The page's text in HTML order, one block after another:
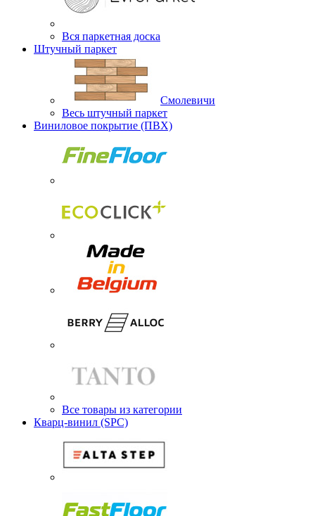
Вся паркетная доска
Штучный паркет
Смолевичи
Весь штучный паркет
Виниловое покрытие (ПВХ)
Все товары из категории
Кварц-винил (SPC)